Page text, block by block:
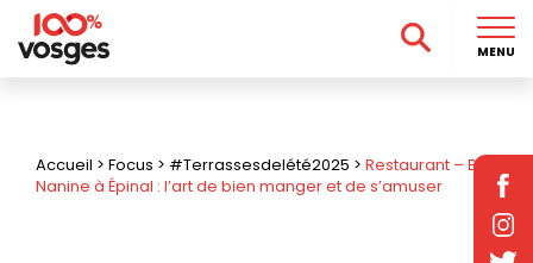
Accueil > Focus > #Terrassesdelété2025 > Restaurant – Bar
Nanine à Épinal : l’art de bien manger et de s’amuser
MENU